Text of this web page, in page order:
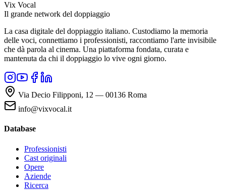
Vix Vocal
Il grande network del doppiaggio
La casa digitale del doppiaggio italiano. Custodiamo la memoria
delle voci, connettiamo i professionisti, raccontiamo l'arte invisibile
che dà parola al cinema. Una piattaforma fondata, curata e
mantenuta da chi il doppiaggio lo vive ogni giorno.
Via Decio Filipponi, 12 — 00136 Roma
info@vixvocal.it
Database
Professionisti
Cast originali
Opere
Aziende
Ricerca